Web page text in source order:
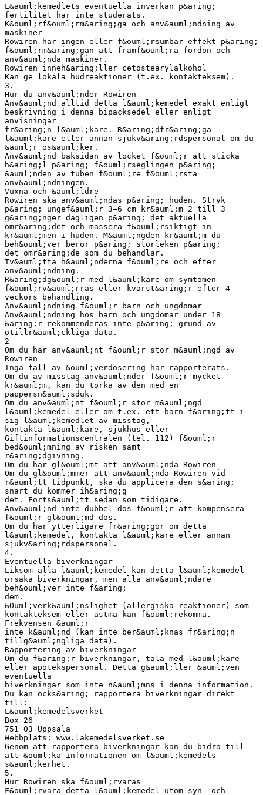
L&auml;kemedlets eventuella inverkan p&aring;
fertilitet har inte studerats.
K&ouml;rf&ouml;rm&aring;ga och anv&auml;ndning av
maskiner
Rowiren har ingen eller f&ouml;rsumbar effekt p&aring;
f&ouml;rm&aring;gan att framf&ouml;ra fordon och
anv&auml;nda maskiner.
Rowiren inneh&aring;ller cetostearylalkohol
Kan ge lokala hudreaktioner (t.ex. kontakteksem).
3.
Hur du anv&auml;nder Rowiren
Anv&auml;nd alltid detta l&auml;kemedel exakt enligt
beskrivning i denna bipacksedel eller enligt
anvisningar
fr&aring;n l&auml;kare. R&aring;dfr&aring;ga
l&auml;kare eller annan sjukv&aring;rdspersonal om du
&auml;r os&auml;ker.
Anv&auml;nd baksidan av locket f&ouml;r att sticka
h&aring;l p&aring; f&ouml;rseglingen p&aring;
&auml;nden av tuben f&ouml;re f&ouml;rsta
anv&auml;ndningen.
Vuxna och &auml;ldre
Rowiren ska anv&auml;ndas p&aring; huden. Stryk
p&aring; ungef&auml;r 3–6 cm kr&auml;m 2 till 3
g&aring;nger dagligen p&aring; det aktuella
omr&aring;det och massera f&ouml;rsiktigt in
kr&auml;men i huden. M&auml;ngden kr&auml;m du
beh&ouml;ver beror p&aring; storleken p&aring;
det omr&aring;de som du behandlar.
Tv&auml;tta h&auml;nderna f&ouml;re och efter
anv&auml;ndning.
R&aring;dg&ouml;r med l&auml;kare om symtomen
f&ouml;rv&auml;rras eller kvarst&aring;r efter 4
veckors behandling.
Anv&auml;ndning f&ouml;r barn och ungdomar
Anv&auml;ndning hos barn och ungdomar under 18
&aring;r rekommenderas inte p&aring; grund av
otillr&auml;ckliga data.
2
Om du har anv&auml;nt f&ouml;r stor m&auml;ngd av
Rowiren
Inga fall av &ouml;verdosering har rapporterats.
Om du av misstag anv&auml;nder f&ouml;r mycket
kr&auml;m, kan du torka av den med en
pappersn&auml;sduk.
Om du anv&auml;nt f&ouml;r stor m&auml;ngd
l&auml;kemedel eller om t.ex. ett barn f&aring;tt i
sig l&auml;kemedlet av misstag,
kontakta l&auml;kare, sjukhus eller
Giftinformationscentralen (tel. 112) f&ouml;r
bed&ouml;mning av risken samt
r&aring;dgivning.
Om du har gl&ouml;mt att anv&auml;nda Rowiren
Om du gl&ouml;mmer att anv&auml;nda Rowiren vid
r&auml;tt tidpunkt, ska du applicera den s&aring;
snart du kommer ih&aring;g
det. Forts&auml;tt sedan som tidigare.
Anv&auml;nd inte dubbel dos f&ouml;r att kompensera
f&ouml;r gl&ouml;md dos.
Om du har ytterligare fr&aring;gor om detta
l&auml;kemedel, kontakta l&auml;kare eller annan
sjukv&aring;rdspersonal.
4.
Eventuella biverkningar
Liksom alla l&auml;kemedel kan detta l&auml;kemedel
orsaka biverkningar, men alla anv&auml;ndare
beh&ouml;ver inte f&aring;
dem.
&Ouml;verk&auml;nslighet (allergiska reaktioner) som
kontakteksem eller astma kan f&ouml;rekomma.
Frekvensen &auml;r
inte k&auml;nd (kan inte ber&auml;knas fr&aring;n
tillg&auml;ngliga data).
Rapportering av biverkningar
Om du f&aring;r biverkningar, tala med l&auml;kare
eller apotekspersonal. Detta g&auml;ller &auml;ven
eventuella
biverkningar som inte n&auml;mns i denna information.
Du kan ocks&aring; rapportera biverkningar direkt
till:
L&auml;kemedelsverket
Box 26
751 03 Uppsala
Webbplats: www.lakemedelsverket.se
Genom att rapportera biverkningar kan du bidra till
att &ouml;ka informationen om l&auml;kemedels
s&auml;kerhet.
5.
Hur Rowiren ska f&ouml;rvaras
F&ouml;rvara detta l&auml;kemedel utom syn- och